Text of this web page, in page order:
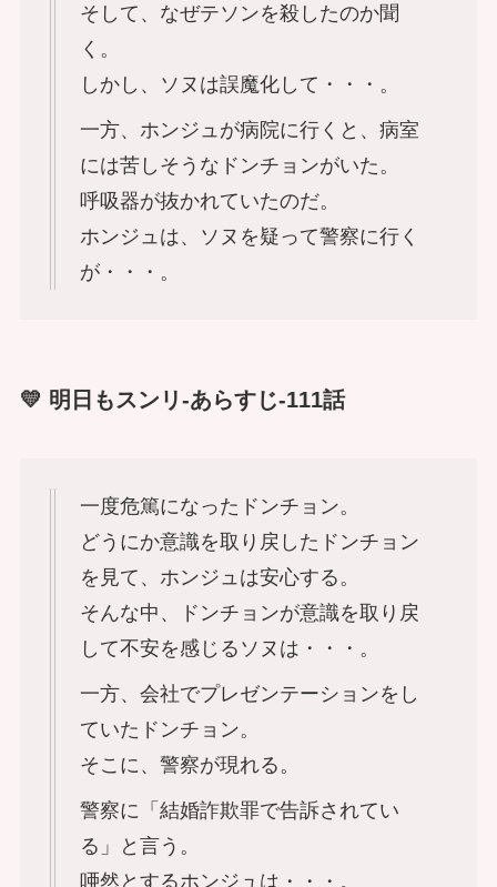
そして、なぜテソンを殺したのか聞
く。
しかし、ソヌは誤魔化して・・・。
一方、ホンジュが病院に行くと、病室
には苦しそうなドンチョンがいた。
呼吸器が抜かれていたのだ。
ホンジュは、ソヌを疑って警察に行く
が・・・。
💛 明日もスンリ-あらすじ-111話
一度危篤になったドンチョン。
どうにか意識を取り戻したドンチョン
を見て、ホンジュは安心する。
そんな中、ドンチョンが意識を取り戻
して不安を感じるソヌは・・・。
一方、会社でプレゼンテーションをし
ていたドンチョン。
そこに、警察が現れる。
警察に「結婚詐欺罪で告訴されてい
る」と言う。
唖然とするホンジュは・・・。